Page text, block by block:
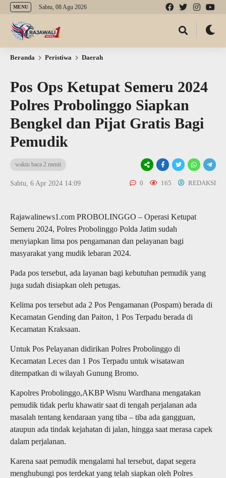
MENU Sabtu, 08 Agu 2026
Beranda Peristiwa Daerah
Pos Ops Ketupat Semeru 2024
Polres Probolinggo Siapkan
Bengkel dan Pijat Gratis Bagi
Pemudik
waktu baca 2 menit
Sabtu, 6 Apr 2024 14:09 0 165 REDAKSI
Rajawalinews1.com PROBOLINGGO – Operasi Ketupat
Semeru 2024, Polres Probolinggo Polda Jatim sudah
menyiapkan lima pos pengamanan dan pelayanan bagi
masyarakat yang mudik lebaran 2024.
Pada pos tersebut, ada layanan bagi kebutuhan pemudik yang
juga sudah disiapkan oleh petugas.
Kelima pos tersebut ada 2 Pos Pengamanan (Pospam) berada di
Kecamatan Gending dan Paiton, 1 Pos Terpadu berada di
Kecamatan Kraksaan.
Untuk Pos Pelayanan didirikan Polres Probolinggo di
Kecamatan Leces dan 1 Pos Terpadu untuk wisatawan
ditempatkan di wilayah Gunung Bromo.
Kapolres Probolinggo,AKBP Wisnu Wardhana mengatakan
pemudik tidak perlu khawatir saat di tengah perjalanan ada
masalah tentang kendaraan yang tiba – tiba ada gangguan,
ataupun ada tindak kejahatan di jalan, hingga saat merasa capek
dalam perjalanan.
Karena saat pemudik mengalami hal tersebut, dapat segera
menghubungi pos terdekat yang telah siapkan oleh Polres